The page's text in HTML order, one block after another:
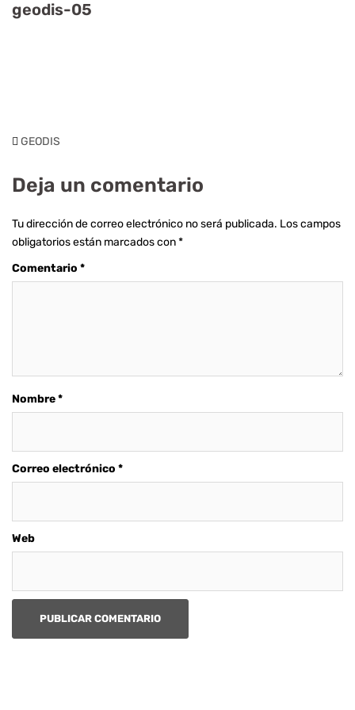
geodis-05
GEODIS
Deja un comentario
Tu dirección de correo electrónico no será publicada. Los campos
obligatorios están marcados con*
Comentario *
Nombre*
Correo electrónico *
Web